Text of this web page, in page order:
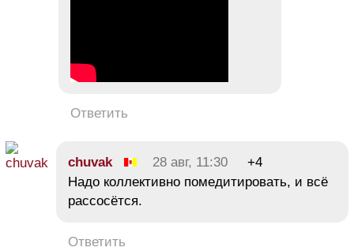
Ответить
chuvak 28 авг, 11:30
+4
Надо коллективно помедитировать, и всё
рассосётся.
Ответить